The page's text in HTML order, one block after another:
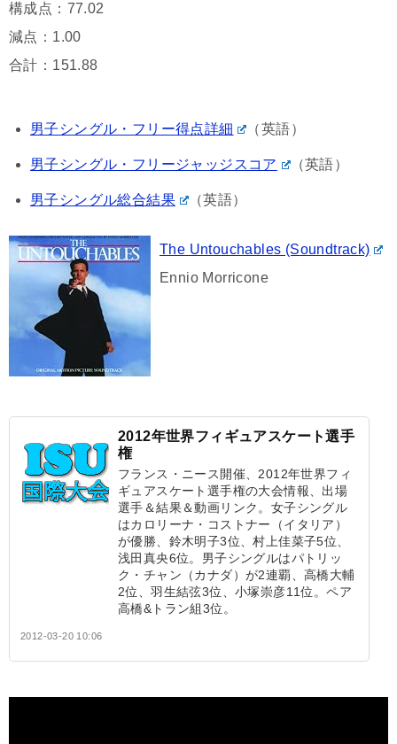
構成点：77.02
減点：1.00
合計：151.88
男子シングル・フリー得点詳細 （英語）
男子シングル・フリージャッジスコア （英語）
男子シングル総合結果 （英語）
The Untouchables (Soundtrack)
Ennio Morricone
2012年世界フィギュアスケート選手
権
フランス・ニース開催、2012年世界フィ
ギュアスケート選手権の大会情報、出場
選手＆結果＆動画リンク。女子シングル
はカロリーナ・コストナー（イタリア）
が優勝、鈴木明子3位、村上佳菜子5位、
浅田真央6位。男子シングルはパトリッ
ク・チャン（カナダ）が2連覇、高橋大輔
2位、羽生結弦3位、小塚崇彦11位。ペア
高橋&トラン組3位。
2012-03-20 10:06